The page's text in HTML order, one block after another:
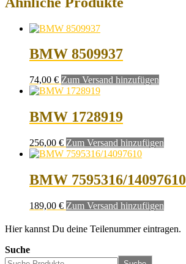
BMW 8509937
74,00 € Zum Versand hinzufügen
BMW 1728919
256,00 € Zum Versand hinzufügen
BMW 7595316/14097610
189,00 € Zum Versand hinzufügen
Hier kannst Du deine Teilenummer eintragen.
Suche